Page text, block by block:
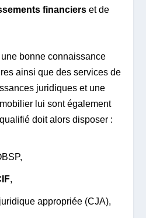
financiers et de
bonne connaissance
ainsi que des services de
juridiques et une
lui sont également
doit alors disposer :
,
appropriée (CJA),